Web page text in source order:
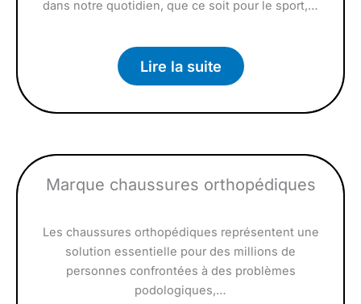
dans notre quotidien, que ce soit pour le sport,…
Lire la suite
Marque chaussures orthopédiques
Les chaussures orthopédiques représentent une
solution essentielle pour des millions de
personnes confrontées à des problèmes
podologiques,…